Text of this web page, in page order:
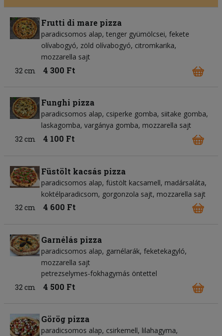
Frutti di mare pizza
paradicsomos alap tenger gyümölcsei fekete
olívabogyó zöld olívabogyó citromkarika
mozzarella sajt
32 cm
4 300 Ft
Funghi pizza
paradicsomos alap csiperke gomba siitake gomba
laskagomba vargánya gomba mozzarella sajt
32 cm
4 100 Ft
Füstölt kacsás pizza
paradicsomos alap füstölt kacsamell madársaláta
koktélparadicsom gorgonzola sajt mozzarella sajt
32 cm
4 600 Ft
Garnélás pizza
paradicsomos alap garnélarák feketekagyló
mozzarella sajt
petrezselymes-fokhagymás öntettel
32 cm
4 500 Ft
Görög pizza
paradicsomos alap csirkemell lilahagyma